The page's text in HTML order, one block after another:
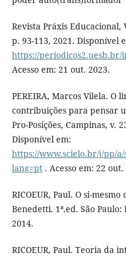
Revista Práxis
p. 93-113, 2021. Disponível
https://
Acesso em: 21 out. 2023.
PEREIRA, Marcos Vilela. O
contribuições para pensar
Pro-Posições, Campinas, v.
Disponível em:
https://www.scielo.br/j/pp/a/
lang=pt. Acesso em: 22 out.
RICOEUR, Paul. O si-
Benedetti. 1ª.ed. São
2014.
RICOEUR, Paul. Teoria da